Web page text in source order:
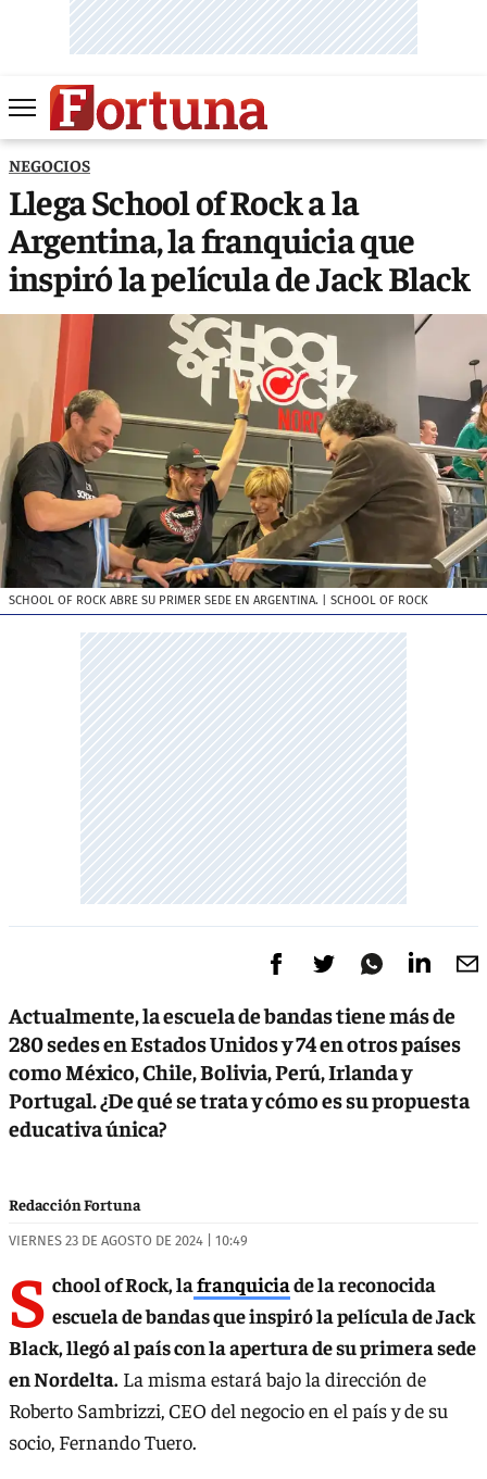
NEGOCIOS
Llega School of Rock a la
Argentina, la franquicia que
inspiró la película de Jack Black
SCHOOL OF ROCK ABRE SU PRIMER SEDE EN ARGENTINA. | SCHOOL OF ROCK
Actualmente, la escuela de bandas tiene más de
280 sedes en Estados Unidos y 74 en otros países
como México, Chile, Bolivia, Perú, Irlanda y
Portugal. ¿De qué se trata y cómo es su propuesta
educativa única?
Redacción Fortuna
VIERNES 23 DE AGOSTO DE 2024 | 10:49
S chool of Rock, lafranquiciade la reconocida
escuela de bandas que inspiró la película de Jack
Black, llegó al país con la apertura de su primera sede
en Nordelta. La misma estará bajo la dirección de
Roberto Sambrizzi, CEO del negocio en el país y de su
socio, Fernando Tuero.